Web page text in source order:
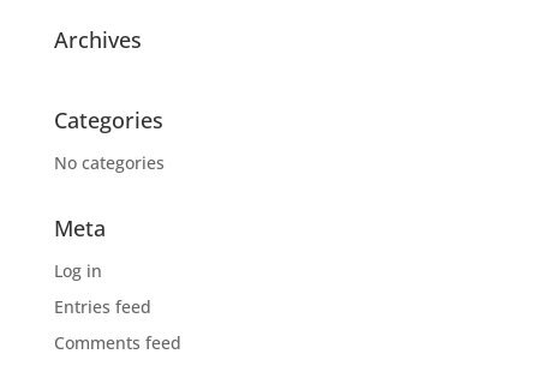
Archives
Categories
No categories
Meta
Log in
Entries feed
Comments feed